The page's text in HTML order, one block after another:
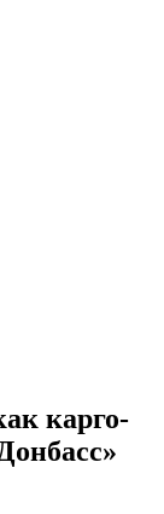
карго-